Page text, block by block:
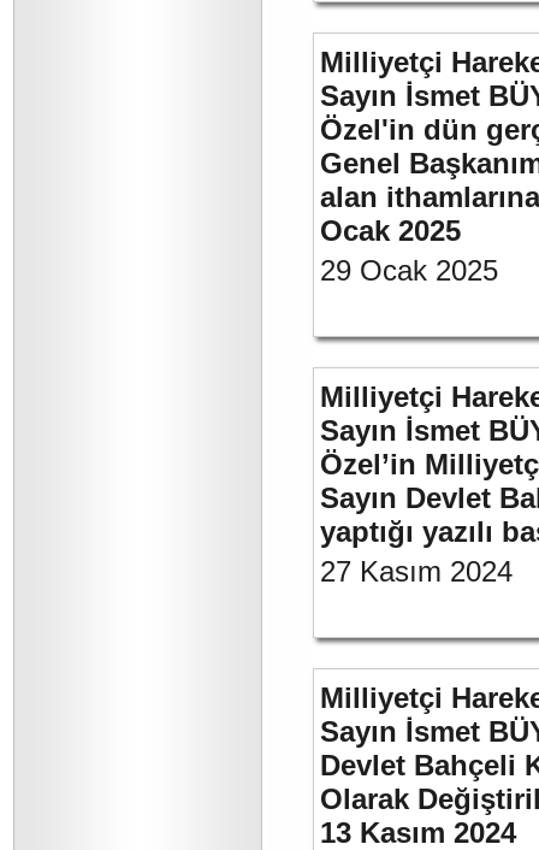
Milliyetçi
Sayın İsmet
Özel'in dün
Genel
alan ithamlarına
Ocak 2025
29 Ocak 2025
Milliyetçi
Sayın İsmet
Özel’in
Sayın Devlet
yaptığı yazılı
27 Kasım 2024
Milliyetçi
Sayın İsmet
Devlet Bahçeli
Olarak
13 Kasım 2024